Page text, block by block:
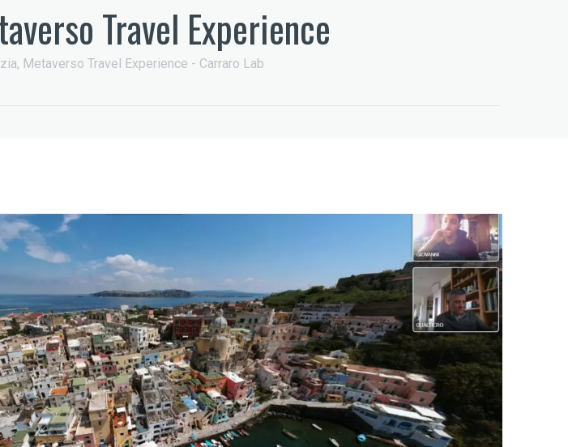
Travel Experience
Metaverso Travel Experience - Carraro Lab
Beyond Big Tech:
workshop at EuroPCom
3 Giugno 2026
Oltre le Big Tech –
Workshop a EuroPCom
3 Giugno 2026